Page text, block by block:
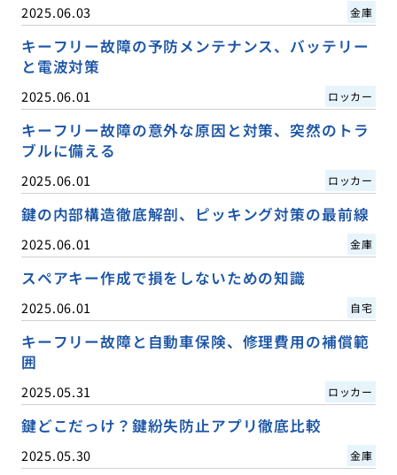
2025.06.03 金庫
キーフリー故障の予防メンテナンス、バッテリー
と電波対策
2025.06.01 ロッカー
キーフリー故障の意外な原因と対策、突然のトラ
ブルに備える
2025.06.01 ロッカー
鍵の内部構造徹底解剖、ピッキング対策の最前線
2025.06.01 金庫
スペアキー作成で損をしないための知識
2025.06.01 自宅
キーフリー故障と自動車保険、修理費用の補償範
囲
2025.05.31 ロッカー
鍵どこだっけ？鍵紛失防止アプリ徹底比較
2025.05.30 金庫